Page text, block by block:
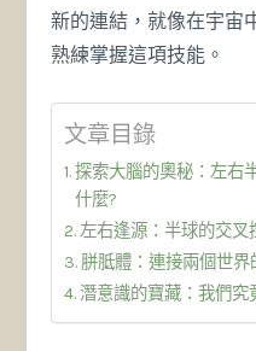
新的連結，就像在宇宙
熟練掌握這項技能。
文章目錄
探索大腦的奧秘：左右
什麼?
左右逢源：半球的交叉
胼胝體：連接兩個世界
潛意識的寶藏：我們究